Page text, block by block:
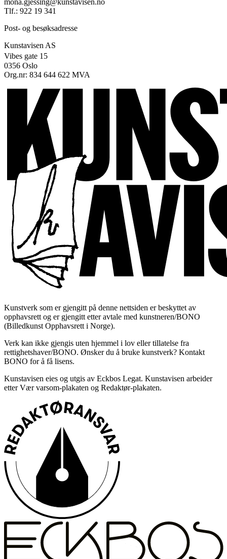
mona.gjessing@kunstavisen.no
Tlf.: 922 19 341
Post- og besøksadresse
Kunstavisen AS
Vibes gate 15
0356 Oslo
Org.nr: 834 644 622 MVA
Kunstverk som er gjengitt på denne nettsiden er beskyttet av
opphavsrett og er gjengitt etter avtale med kunstneren/BONO
(Billedkunst Opphavsrett i Norge).
Verk kan ikke gjengis uten hjemmel i lov eller tillatelse fra
rettighetshaver/BONO. Ønsker du å bruke kunstverk? Kontakt
BONO for å få lisens.
Kunstavisen eies og utgis av Eckbos Legat. Kunstavisen arbeider
etter Vær varsom-plakaten og Redaktør-plakaten.